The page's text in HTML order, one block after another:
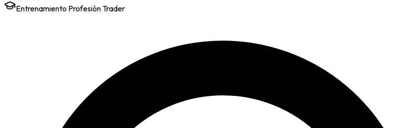
Entrenamiento Profesión Trader